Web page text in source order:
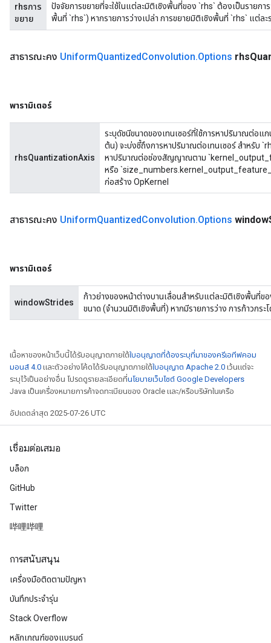
rhsการ
ขยาย
ปัจจัยการขยายที่จะใช้ในแต่ละมิติเชิงพื้นที่ของ `rhs` ต้องเป็นรายกา
พื้นที่ `rhs`) หากรายการว่างเปล่า การขยายมิติเชิงพื้นที่ `rhs` แต่ละ
สาธารณะคง UniformQuantizedConvolution.Options rhs
พารามิเตอร์
rhsQuantizationAxis
ระบุดัชนีขนาดของเทนเซอร์ที่ใช้การหาปริมาณต่อแ
ต้น) จะบ่งชี้ถึงการหาปริมาณต่อเทนเซอร์ สำหรับ
หาปริมาณต่อช่องสัญญาณตาม
หรือ
ก่อสร้าง OpKernel
สาธารณะคง UniformQuantizedConvolution.Options window
พารามิเตอร์
windowStrides
ก้าวย่างของหน้าต่างบานเลื่อนสำหรับแต่ละมิติเชิงพื้นที่ข
ขนาด (จำนวนมิติเชิงพื้นที่) หากมีรายการว่าง การก้าวกร
เนื้อหาของหน้าเว็บนี้ได้รับอนุญาตภายใต้ใบอนุญาตที่ต้องระบุที่มาของครีเอทีฟคอม
มอนส์ 4.0 และตัวอย่างโค้ดได้รับอนุญาตภายใต้ใบอนุญาต Apache 2.0 เว้นแต่จะ
ระบุไว้เป็นอย่างอื่น โปรดดูรายละเอียดที่นโยบายเว็บไซต์ Google Developers
Java เป็นเครื่องหมายการค้าจดทะเบียนของ Oracle และ/หรือบริษัทในเครือ
อัปเดตล่าสุด 2025-07-26 UTC
เชื่อมต่อเสมอ
บล็อก
GitHub
Twitter
哔哩哔哩
การสนับสนุน
เครื่องมือติดตามปัญหา
บันทึกประจำรุ่น
Stack Overflow
หลักเกณฑ์ของแบรนด์